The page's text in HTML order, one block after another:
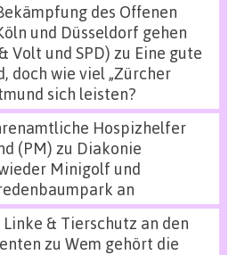
des Offenen
und Düsseldorf gehen
Volt und SPD) zu Eine gute
doch wie viel „Zürcher
sich leisten?
Hospizhelfer
(PM) zu Diakonie
Minigolf und
an
& Tierschutz an den
zu Wem gehört die